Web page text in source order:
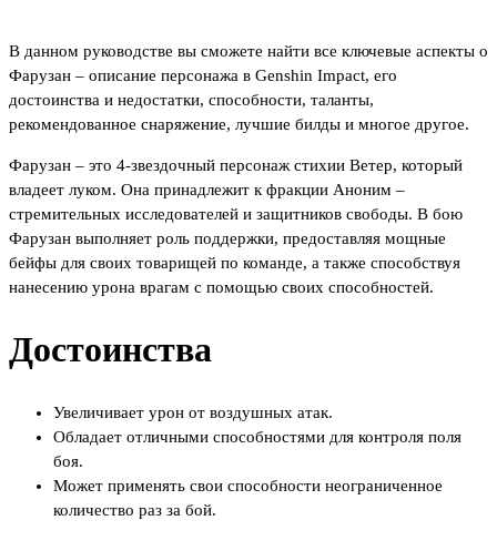
В данном руководстве вы сможете найти все ключевые аспекты о
Фарузан – описание персонажа в Genshin Impact, его
достоинства и недостатки, способности, таланты,
рекомендованное снаряжение, лучшие билды и многое другое.
Фарузан – это 4-звездочный персонаж стихии Ветер, который
владеет луком. Она принадлежит к фракции Аноним –
стремительных исследователей и защитников свободы. В бою
Фарузан выполняет роль поддержки, предоставляя мощные
бейфы для своих товарищей по команде, а также способствуя
нанесению урона врагам с помощью своих способностей.
Достоинства
Увеличивает урон от воздушных атак.
Обладает отличными способностями для контроля поля
боя.
Может применять свои способности неограниченное
количество раз за бой.